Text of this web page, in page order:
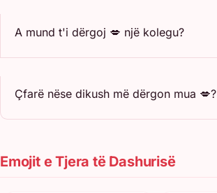
A mund t'i dërgoj 💋 një kolegu?
Çfarë nëse dikush më dërgon mua 💋?
Emojit e Tjera të Dashurisë